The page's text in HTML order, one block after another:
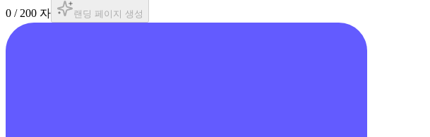
0 / 200 자 랜딩 페이지 생성